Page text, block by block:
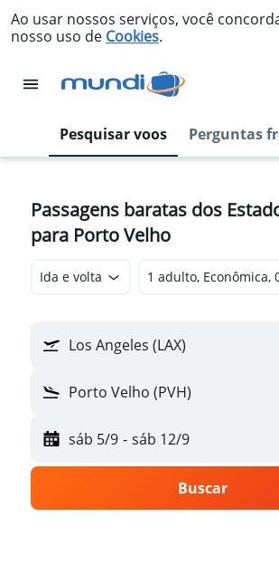
Ao usar nossos serviços, você
nosso uso de Cookies.
Pesquisar voos Perguntas
Passagens baratas dos
para Porto Velho
Ida e volta 1 adulto, Econômica,
Los Angeles (LAX)
Porto Velho (PVH)
sáb 5/9 - sáb 12/9
Buscar